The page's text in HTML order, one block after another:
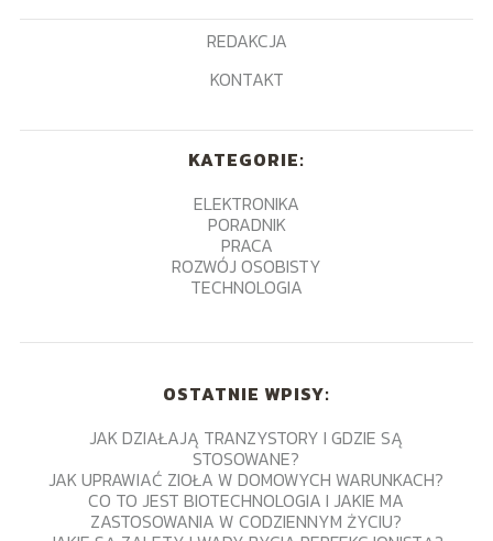
REDAKCJA
KONTAKT
KATEGORIE:
ELEKTRONIKA
PORADNIK
PRACA
ROZWÓJ OSOBISTY
TECHNOLOGIA
OSTATNIE WPISY:
JAK DZIAŁAJĄ TRANZYSTORY I GDZIE SĄ
STOSOWANE?
JAK UPRAWIAĆ ZIOŁA W DOMOWYCH WARUNKACH?
CO TO JEST BIOTECHNOLOGIA I JAKIE MA
ZASTOSOWANIA W CODZIENNYM ŻYCIU?